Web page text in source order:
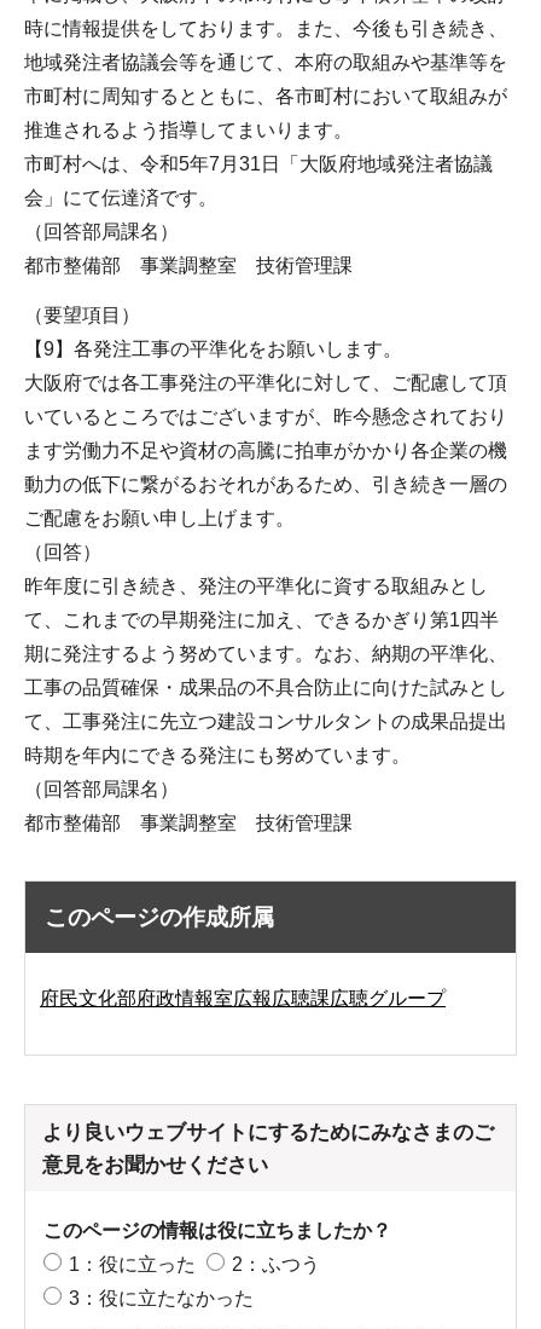
時に情報提供をしております。また、今後も引き続き、
地域発注者協議会等を通じて、本府の取組みや基準等を
市町村に周知するとともに、各市町村において取組みが
推進されるよう指導してまいります。
市町村へは、令和5年7月31日「大阪府地域発注者協議
会」にて伝達済です。
（回答部局課名）
都市整備部 事業調整室 技術管理課
（要望項目）
【9】各発注工事の平準化をお願いします。
大阪府では各工事発注の平準化に対して、ご配慮して頂
いているところではございますが、昨今懸念されており
ます労働力不足や資材の高騰に拍車がかかり各企業の機
動力の低下に繋がるおそれがあるため、引き続き一層の
ご配慮をお願い申し上げます。
（回答）
昨年度に引き続き、発注の平準化に資する取組みとし
て、これまでの早期発注に加え、できるかぎり第1四半
期に発注するよう努めています。なお、納期の平準化、
工事の品質確保・成果品の不具合防止に向けた試みとし
て、工事発注に先立つ建設コンサルタントの成果品提出
時期を年内にできる発注にも努めています。
（回答部局課名）
都市整備部 事業調整室 技術管理課
このページの作成所属
府民文化部府政情報室広報広聴課広聴グループ
より良いウェブサイトにするためにみなさまのご
意見をお聞かせください
このページの情報は役に立ちましたか？
1：役に立った
2：ふつう
3：役に立たなかった